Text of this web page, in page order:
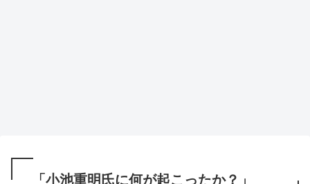
「小池重明氏に何が起こったか？」